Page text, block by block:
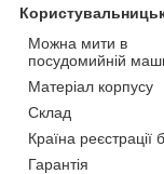
Можна мити в
посудомийній
Матеріал корпусу
Склад
Країна реєстрації
Гарантія